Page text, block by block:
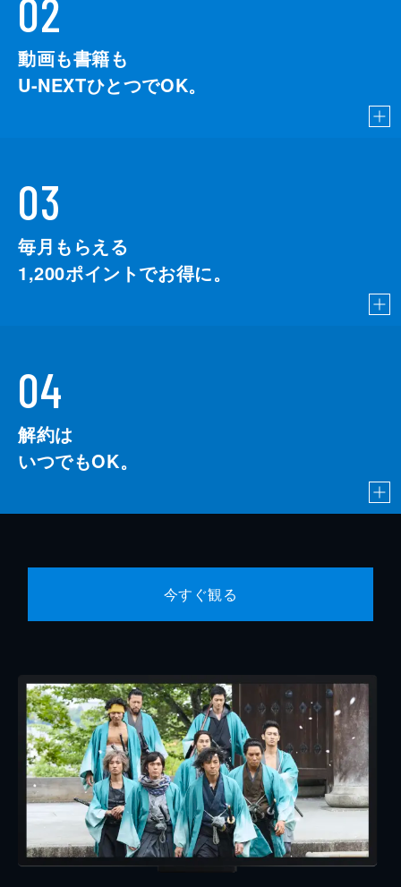
02
動画も書籍も
U-NEXTひとつでOK。
03
毎月もらえる
1,200ポイントでお得に。
04
解約は
いつでもOK。
今すぐ観る